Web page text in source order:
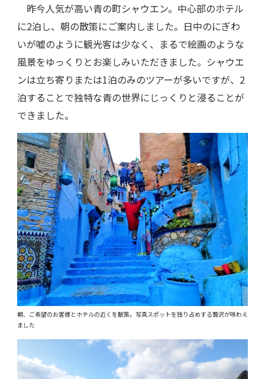
昨今人気が高い青の町シャウエン。中心部のホテル
に2泊し、朝の散策にご案内しました。日中のにぎわ
いが嘘のように観光客は少なく、まるで絵画のような
風景をゆっくりとお楽しみいただきました。シャウエ
ンは立ち寄りまたは1泊のみのツアーが多いですが、2
泊することで独特な青の世界にじっくりと浸ることが
できました。
朝、ご希望のお客様とホテルの近くを散策。写真スポットを独り占めする贅沢が味わえ
ました